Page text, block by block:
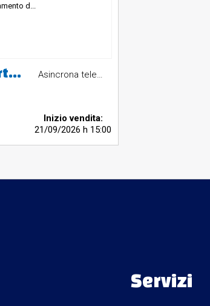
Lotto: II Bene) Appartamento di civile abitazione posto a piano terra della consistenza catastale di n. 2 vani, attualmente adibito a deposito. L’immobile confina su quattro lati con l'immobile censito nel NCEU del Comune di Roma, Foglio 101, particella 545, sub 502, salvo altri. Ha una superficie lorda di mq 64,00 ed è censito nel Catasto Fabbricati del Comune di Roma al Foglio 101, particella 545, sub 504, z.c. 6, cat. A/4, classe 6, consistenza 2 vani, rendita catastale 227,24, p. T. Lo stato conser, III Bene) Rata di terreno della superficie catastale di 8629 mq. L'immobile confina, nel Catasto Terreni, con immobile distinto al Foglio 101, particella 545, immobile al Foglio 101, particella 785, Via del Casale di San Nicola, salvo altri. E’ censito nel Catasto Terreni del Comune di Roma al Foglio 101, particella 351, seminativo, classe 4, are 86 ca 29, r.d. € 56,02, r.a. € 24,51. Si specifica che per tale immobile la particella 351 andrebbe soppressa e poi "fusa" con la particella 545 (e par, Intera proprietà del Centro Sportivo “Le Molette” sito in Roma, località “La Storta”, in Via del Casale di San Nicola nn. 37/39, il quale si compone dei seguenti beni: I Bene) Fabbricato da cielo a terra realizzato su due piani, tra coperto e scoperto di 23.210,00 mq adibito a circolo sportivo. L’edificio principale è così composto: al piano rialzato, da un portico coperto, una sala soci con angolo bar e una zona amministrativa, cucina, anticucina, ripostiglio, saletta, corridoio, sala ristoro, Asincrona telematica
Inizio vendita:
21/09/2026 h 15:00
Servizi